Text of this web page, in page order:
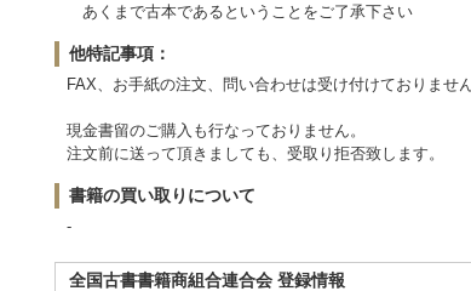
あくまで古本であるということをご了承下さい
他特記事項：
FAX、お手紙の注文、問い合わせは受け付けておりません
現金書留のご購入も行なっておりません。
注文前に送って頂きましても、受取り拒否致します。
書籍の買い取りについて
-
全国古書書籍商組合連合会 登録情報